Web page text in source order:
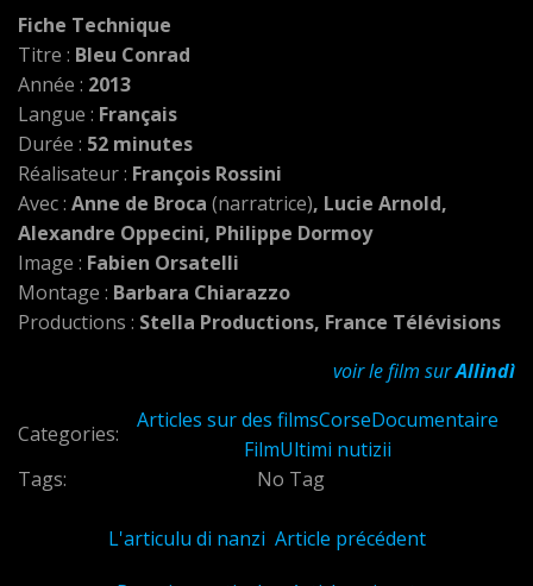
Fiche Technique
Titre : Bleu Conrad
Année : 2013
Langue : Français
Durée : 52 minutes
Réalisateur : François Rossini
Avec : Anne de Broca (narratrice), Lucie Arnold,
Alexandre Oppecini, Philippe Dormoy
Image : Fabien Orsatelli
Montage : Barbara Chiarazzo
Productions : Stella Productions, France Télévisions
voir le film surAllindì
Categories:
Articles sur des filmsCorseDocumentaire
FilmUltimi nutizii
Tags:
No Tag
L'articulu di nanzi Article précédent